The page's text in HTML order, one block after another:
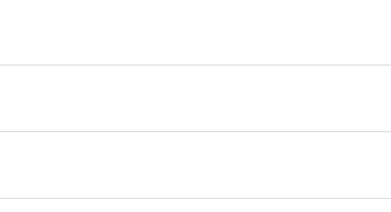
满意置于首位。为此，我们不断努力提升软件
的退款政策详情。
买后会自动激活授权，我们强烈建议先试用免费
你的需求再购买。
和许可：